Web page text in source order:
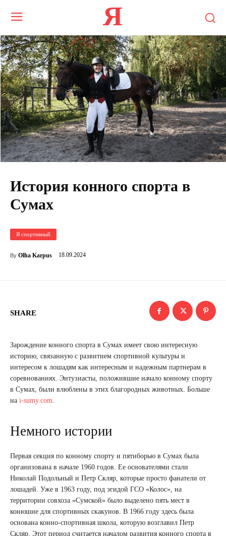
Я
История конного спорта в
Сумах
Я спортивный
By Olha Karpus 18.09.2024
SHARE
Зарождение конного спорта в Сумах имеет свою интересную
историю, связанную с развитием спортивной культуры и
интересом к лошадям как интересным и надежным партнерам в
соревнованиях. Энтузиасты, положившие начало конному спорту
в Сумах, были влюблены в этих благородных животных. Больше
на i-sumy.com.
Немного истории
Первая секция по конному спорту и пятиборью в Сумах была
организована в начале 1960 годов. Ее основателями стали
Николай Подольный и Петр Скляр, которые просто фанатели от
лошадей. Уже в 1963 году, под эгидой ГСО «Колос», на
территории совхоза «Сумской» было выделено пять мест в
конюшне для спортивных скакунов. В 1966 году здесь была
основана конно-спортивная школа, которую возглавил Петр
Скляр. Этот период считается началом развития конного спорта в